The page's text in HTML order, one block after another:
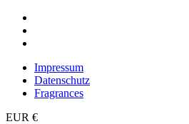
Impressum
Datenschutz
Fragrances
EUR €